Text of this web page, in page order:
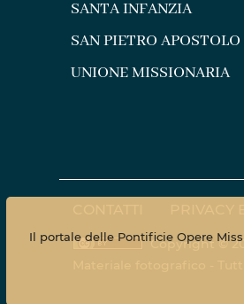
SANTA INFANZIA
SAN PIETRO APOSTOLO
UNIONE MISSIONARIA
Copyright ©
Materiale fotografico -
Il portale delle Pontificie Opere